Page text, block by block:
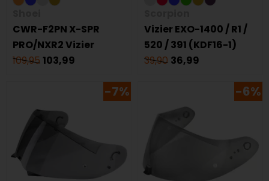
CWR-F2PN X-SPR
PRO/NXR2 Vizier
109,95 103,99
Vizier EXO-1400 / R1 /
520 / 391 (KDF16-1)
39,90 36,99
-7% -6%